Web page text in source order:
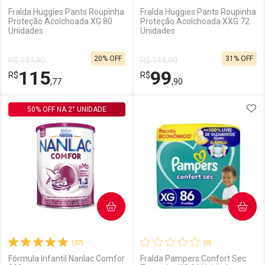
Fralda Huggies Pants Roupinha
Proteção Acolchoada XG 80
Unidades
R$ 144,90
R$115,77
20% OFF
Laboratório
Por Menos
Fralda Huggies Pants Roupinha
Proteção Acolchoada XXG 72
Unidades
R$ 144,90
R$99,90
31% OFF
Laboratório
Por Menos
(37)
Fórmula Infantil Nanlac Comfor
50% OFF NA 2° UNIDADE
COMPRAR
(0)
Fralda Pampers Confort Sec
COMPRAR